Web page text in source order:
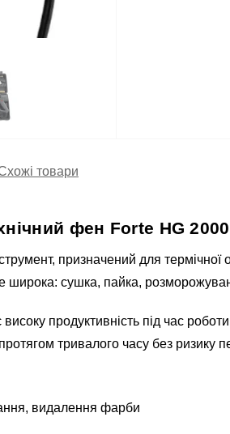
товари
фен Forte HG
призначений для термічної
широка: сушка, пайка,
продуктивність під час
тривалого часу без ризику
видалення фарби